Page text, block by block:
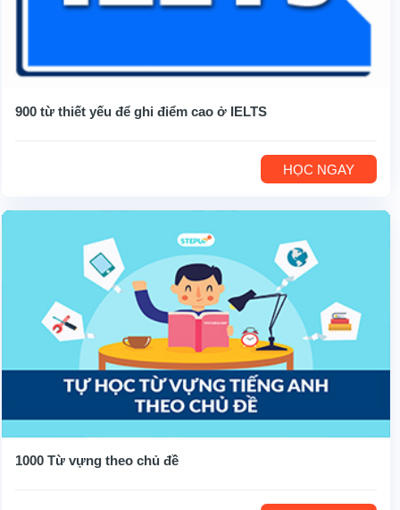
900 từ thiết yếu để ghi điểm cao ở IELTS
HỌC NGAY
1000 Từ vựng theo chủ đề